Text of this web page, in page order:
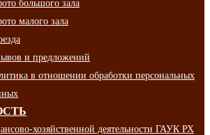
большого зала
малого зала
и предложений
в отношении обработки персональных
хозяйственной деятельности ГАУК РХ